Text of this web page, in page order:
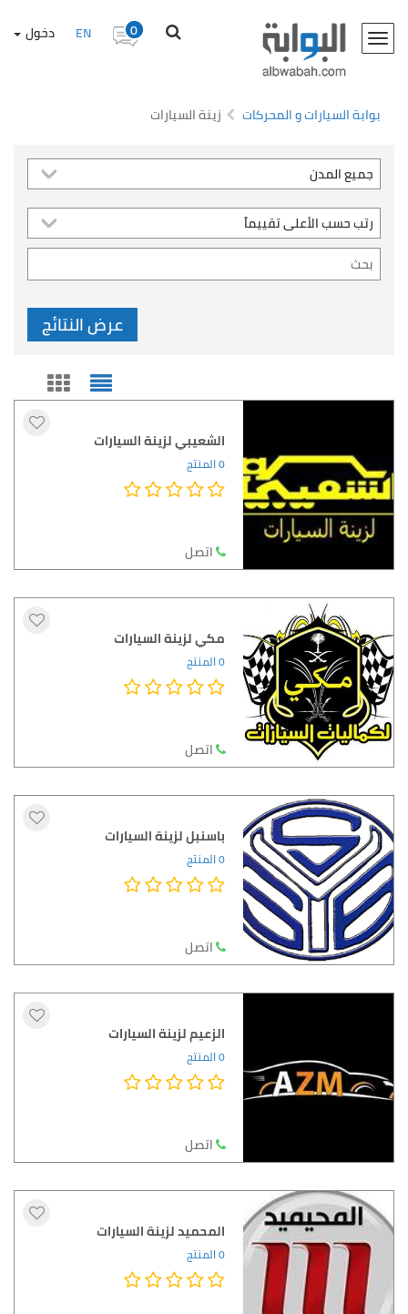
Toggle
navigation
0
EN دخول
بوابة السيارات و المحركات زينة السيارات
عرض النتائج
الشعيبي لزينة السيارات
0 المنتج
اتصل
مكي لزينة السيارات
0 المنتج
اتصل
باسنبل لزينة السيارات
0 المنتج
اتصل
الزعيم لزينة السيارات
0 المنتج
اتصل
المحميد لزينة السيارات
0 المنتج